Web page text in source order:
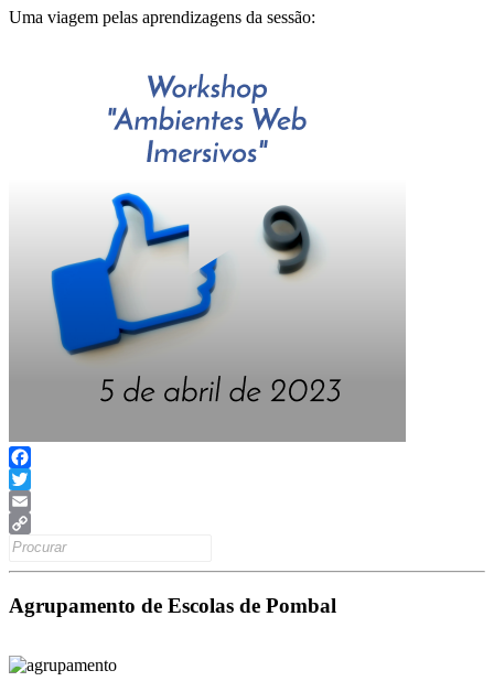
Uma viagem pelas aprendizagens da sessão:
Facebook
Twitter
Email
Copy
Link
Search
Agrupamento de Escolas de Pombal